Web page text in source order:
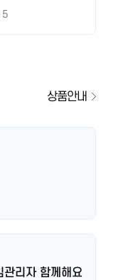
관리자 함께해요
상품안내